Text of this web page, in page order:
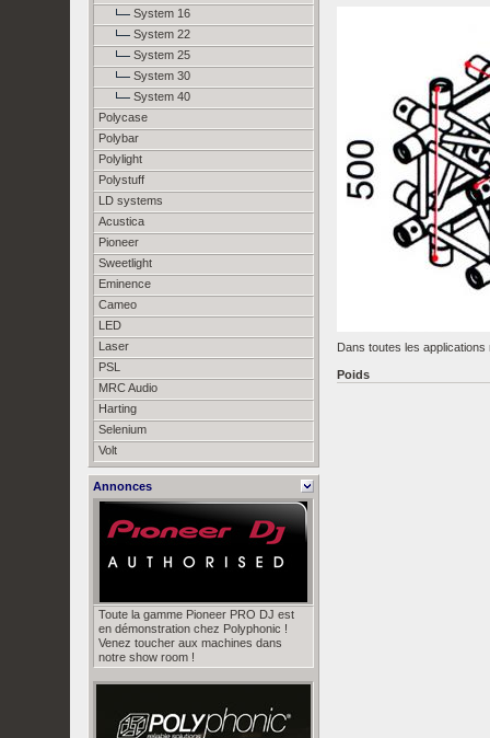
System 16
System 22
System 25
System 30
System 40
Polycase
Polybar
Polylight
Polystuff
LD systems
Acustica
Pioneer
Sweetlight
Eminence
Cameo
LED
Laser
PSL
MRC Audio
Harting
Selenium
Volt
Annonces
Toute la gamme Pioneer PRO DJ est
en démonstration chez Polyphonic !
Venez toucher aux machines dans
notre show room !
Dans toutes les
Poids